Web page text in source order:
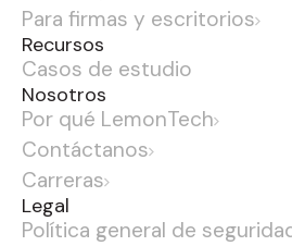
Para firmas y escritorios
Recursos
Casos de estudio
Nosotros
Por qué LemonTech
Contáctanos
Carreras
Legal
Política general de